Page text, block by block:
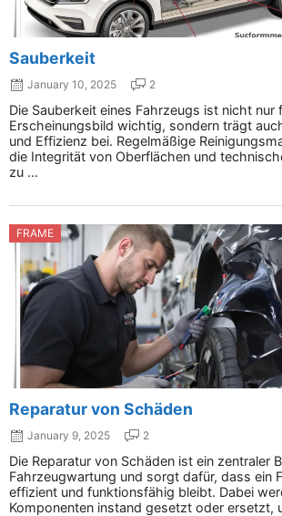
Sauberkeit
January 10, 2025 2
Die Sauberkeit eines Fahrzeugs ist nicht nur
Erscheinungsbild wichtig, sondern trägt
und Effizienz bei. Regelmäßige
die Integrität von Oberflächen und
zu ...
FRAME
Reparatur von Schäden
January 9, 2025 2
Die Reparatur von Schäden ist ein zentraler
Fahrzeugwartung und sorgt dafür, dass ein
effizient und funktionsfähig bleibt. Dabei
Komponenten instand gesetzt oder ersetzt,